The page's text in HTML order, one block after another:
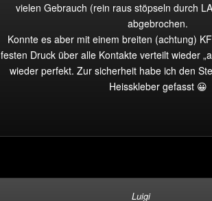
vielen Gebrauch (rein raus stöpseln durch
abgebrochen.
Konnte es aber mit einem breiten (achtung)
festen Druck über alle Kontakte verteilt wieder
wieder perfekt. Zur sicherheit habe ich den
Heisskleber gefasst 😀
Luigi